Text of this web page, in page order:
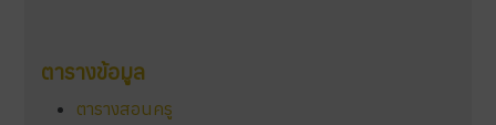
ตารางข้อมูล
ตารางสอนครู